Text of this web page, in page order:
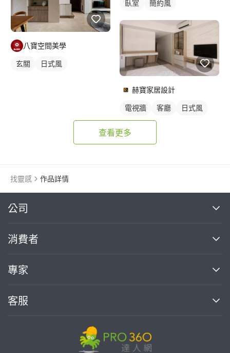
八寶空間美學
玄關 日式風
臥室 簡約風
赫寶家居設計
電視牆 客廳 日式風
查看更多
找靈感 作品詳情
公司
關於我們
部落格
加入我們
消費者
買服務
熱門服務
專家
案件中心
客服
繼續完成